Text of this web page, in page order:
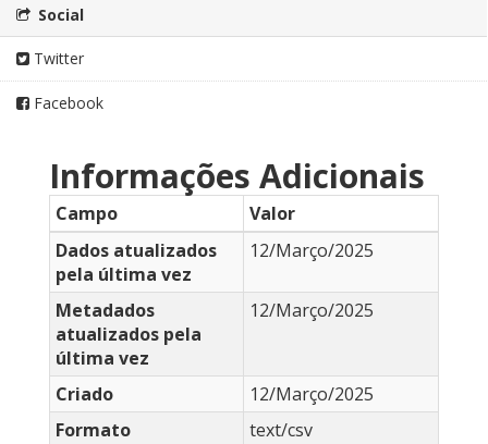
Social
Twitter
Facebook
Informações Adicionais
Campo
Valor
Dados atualizados
pela última vez
12/Março/2025
Metadados
atualizados pela
última vez
12/Março/2025
Criado
12/Março/2025
Formato
text/csv